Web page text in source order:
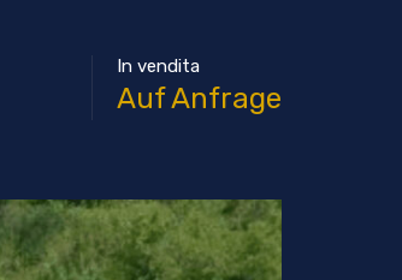
In vendita
Auf Anfrage